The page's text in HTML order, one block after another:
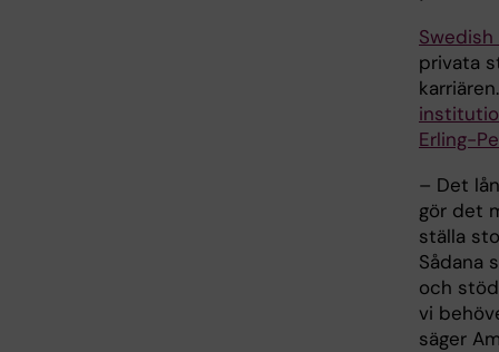
Swedish
privata
karriären.
Erling-
– Det
gör det
ställa
Sådana
och
vi
säger